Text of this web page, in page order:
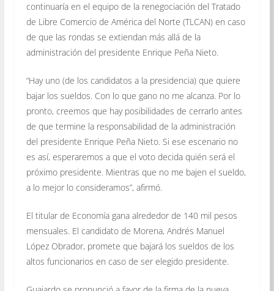
continuaría en el equipo de la renegociación del Tratado
de Libre Comercio de América del Norte (TLCAN) en caso
de que las rondas se extiendan más allá de la
administración del presidente Enrique Peña Nieto.
“Hay uno (de los candidatos a la presidencia) que quiere
bajar los sueldos. Con lo que gano no me alcanza. Por lo
pronto, creemos que hay posibilidades de cerrarlo antes
de que termine la responsabilidad de la administración
del presidente Enrique Peña Nieto. Si ese escenario no
es así, esperaremos a que el voto decida quién será el
próximo presidente. Mientras que no me bajen el sueldo,
a lo mejor lo consideramos”, afirmó.
El titular de Economía gana alrededor de 140 mil pesos
mensuales. El candidato de Morena, Andrés Manuel
López Obrador, promete que bajará los sueldos de los
altos funcionarios en caso de ser elegido presidente.